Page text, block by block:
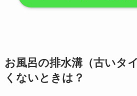
お風呂の排水溝（古いタ
くないときは？